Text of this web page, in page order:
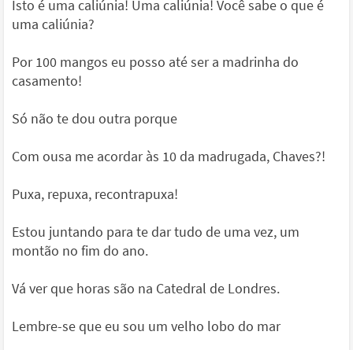
Isto é uma caliúnia! Uma caliúnia! Você sabe o que é
uma caliúnia?
Por 100 mangos eu posso até ser a madrinha do
casamento!
Só não te dou outra porque
Com ousa me acordar às 10 da madrugada, Chaves?!
Puxa, repuxa, recontrapuxa!
Estou juntando para te dar tudo de uma vez, um
montão no fim do ano.
Vá ver que horas são na Catedral de Londres.
Lembre-se que eu sou um velho lobo do mar